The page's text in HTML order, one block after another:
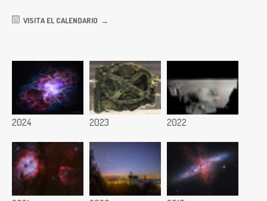
VISITA EL CALENDARIO
2024 2023 2022